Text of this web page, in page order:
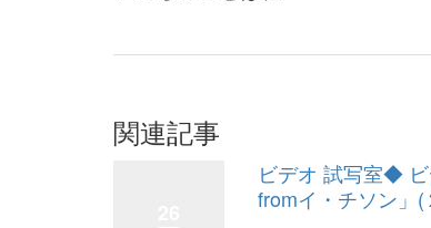
関連記事
ビデオ 試写室◆
fromイ・チソン」(